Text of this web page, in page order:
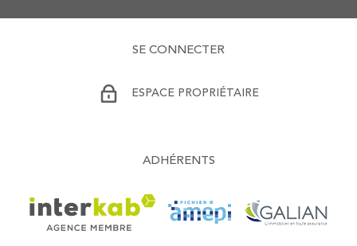
SE CONNECTER
ESPACE PROPRIÉTAIRE
ADHÉRENTS